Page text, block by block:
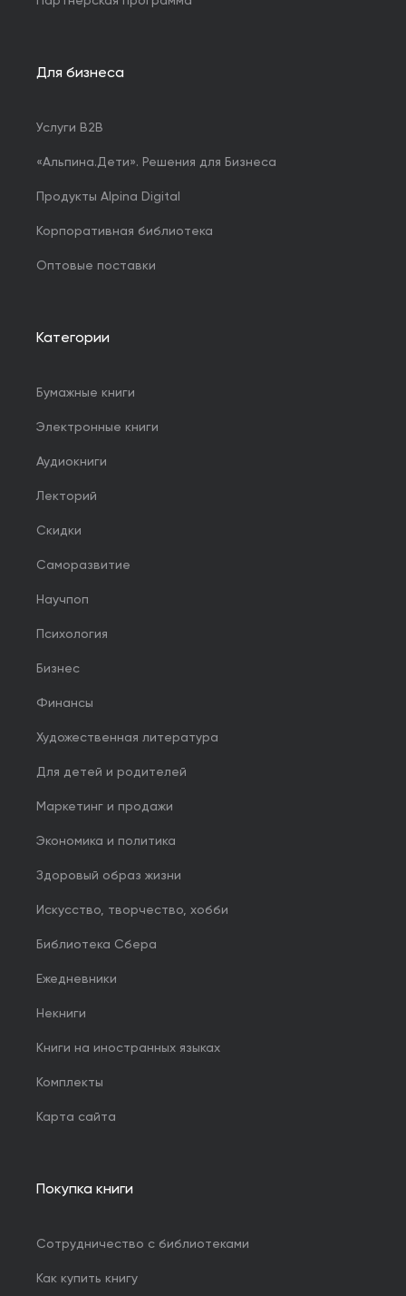
Для бизнеса
Услуги B2B
«Альпина.Дети». Решения для Бизнеса
Продукты Alpina Digital
Корпоративная библиотека
Оптовые поставки
Категории
Бумажные книги
Электронные книги
Аудиокниги
Лекторий
Скидки
Саморазвитие
Научпоп
Психология
Бизнес
Финансы
Художественная литература
Для детей и родителей
Маркетинг и продажи
Экономика и политика
Здоровый образ жизни
Искусство, творчество, хобби
Библиотека Сбера
Ежедневники
Некниги
Книги на иностранных языках
Комплекты
Карта сайта
Покупка книги
Сотрудничество с библиотеками
Как купить книгу